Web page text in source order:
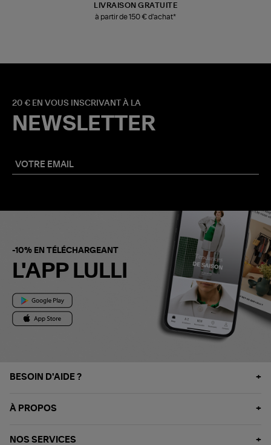
LIVRAISON GRATUITE
à partir de 150 € d'achat*
20 € EN VOUS INSCRIVANT À LA
NEWSLETTER
-10% EN TÉLÉCHARGEANT
L'APP LULLI
BESOIN D'AIDE ?
À PROPOS
NOS SERVICES